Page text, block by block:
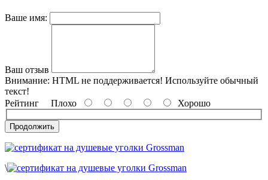
Ваше имя:
Ваш отзыв
Внимание: HTML не поддерживается! Используйте обычный
текст!
Рейтинг Плохо Хорошо
Продолжить
\